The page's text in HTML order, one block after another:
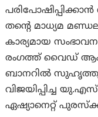
തന്റെ മാധ്യമ
കാര്യമായ
രംഗത്ത് വൈഡ്
ബാനറില്‍
വിജയിപ്പിച്ച
ഏഷ്യാനെറ്റ്